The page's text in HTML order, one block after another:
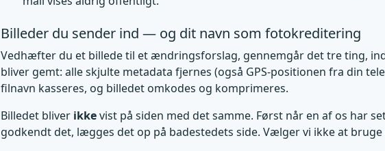
Billeder du sender ind — og dit navn som fotokreditering
Vedhæfter du et billede til et ændringsforslag, gennemgår det tre ting,
bliver gemt: alle skjulte metadata fjernes (også GPS-positionen fra din
filnavn kasseres, og billedet omkodes og komprimeres.
Billedet bliver ikkevist på siden med det samme. Først når en af os har
godkendt det, lægges det op på badestedets side. Vælger vi ikke at